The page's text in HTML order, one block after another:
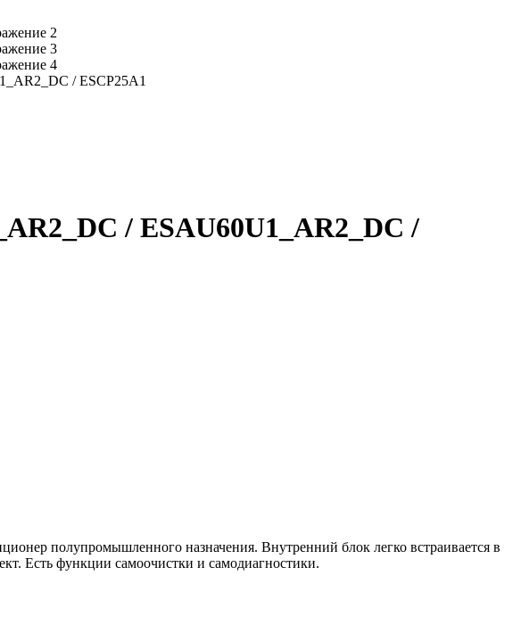
/ ESCP25A1
/ ESAU60U1_AR2_DC /
полупромышленного назначения. Внутренний блок легко встраивается в
Есть функции самоочистки и самодиагностики.